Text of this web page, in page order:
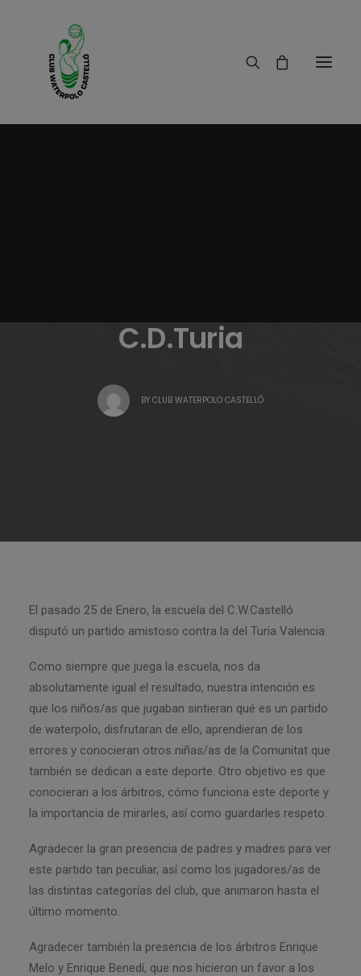
C.D.Turia
BY CLUB WATERPOLO CASTELLÓ
El pasado 25 de Enero, la escuela del C.W.Castelló
disputó un partido amistoso contra la del Turia Valencia.
Como siempre que juega la escuela, nos da
absolutamente igual el resultado, nuestra intención es
que los niños/as que jugaban sintieran qué es un partido
de waterpolo, disfrutaran de ello, aprendieran de los
errores y conocieran otros niñas/as de la Comunitat que
también se dedican a este deporte. Otro objetivo es que
conocieran a los árbitros, cómo funciona este deporte y
la importancia de mirarles, así como guardarles respeto.
Agradecer la gran presencia de padres y madres para ver
este partido tan peculiar, así como los jugadores/as de
las distintas categorías del club, que animaron hasta el
último momento.
Agradecer también la presencia de los árbitros Enrique
Melo y Enrique Benedí, que nos hicieron un favor a los